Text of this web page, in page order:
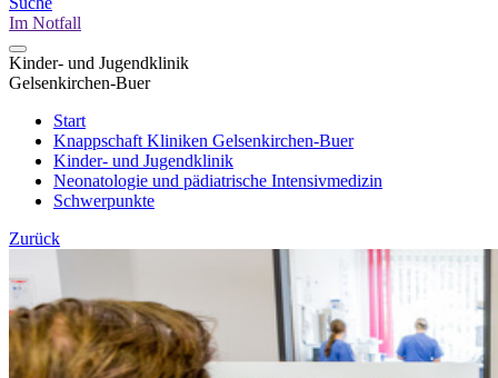
Im Notfall
Kinder- und Jugendklinik
Gelsenkirchen-Buer
Start
Knappschaft Kliniken Gelsenkirchen-Buer
Kinder- und Jugendklinik
Neonatologie und pädiatrische Intensivmedizin
Schwerpunkte
Zurück